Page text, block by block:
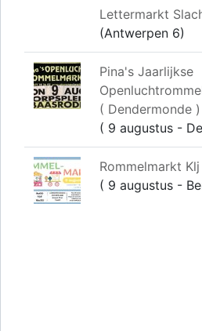
Lettermarkt
(Antwerpen 6)
Pina's Jaarlijkse
( Dendermonde )
( 9 augustus -
Rommelmarkt
( 9 augustus -